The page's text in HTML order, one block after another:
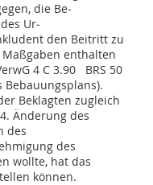
die Be­­
Ur­­
den Beitritt zu
enthalten
4 C 3.90 BRS 50
Bebauungsplans).
Beklagten zugleich
Änderung des
des
des
wollte, hat das
können.